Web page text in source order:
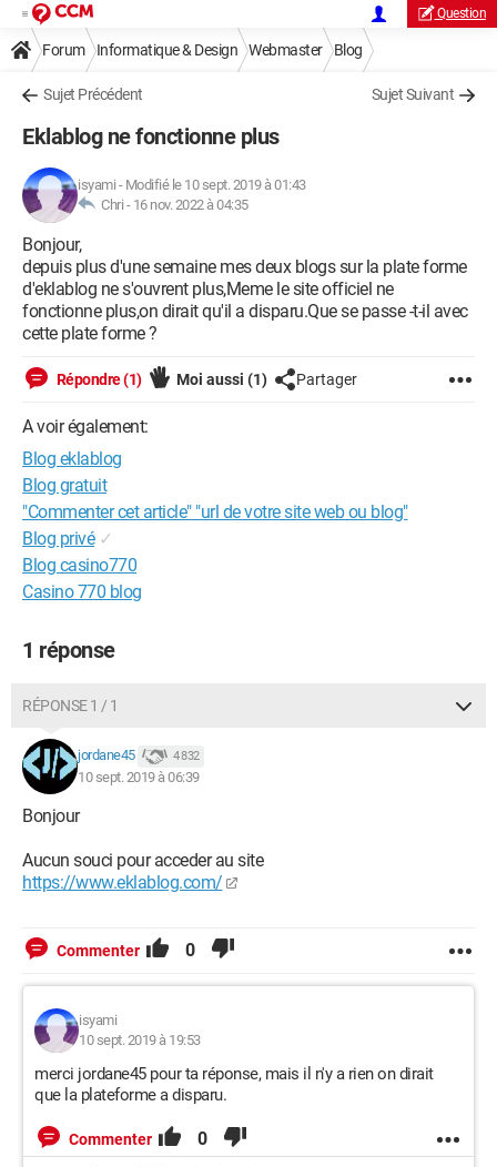
Question
Forum Informatique & Design Webmaster Blog
Sujet Précédent Sujet Suivant
Eklablog ne fonctionne plus
isyami - Modifié le 10 sept. 2019 à 01:43
Chri - 16 nov. 2022 à 04:35
Bonjour,
depuis plus d'une semaine mes deux blogs sur la plate forme
d'eklablog ne s'ouvrent plus,Meme le site officiel ne
fonctionne plus,on dirait qu'il a disparu.Que se passe -t-il avec
cette plate forme ?
Répondre (1) Moi aussi (1) Partager
A voir également:
Blog eklablog
Blog gratuit
"Commenter cet article" "url de votre site web ou blog"
Blog privé ✓
Blog casino770
Casino 770 blog
1 réponse
RÉPONSE 1 / 1
jordane45 4 832
10 sept. 2019 à 06:39
Bonjour
Aucun souci pour acceder au site
https://www.eklablog.com/
Commenter 0
isyami
10 sept. 2019 à 19:53
merci jordane45 pour ta réponse, mais il n'y a rien on dirait
que la plateforme a disparu.
Commenter 0